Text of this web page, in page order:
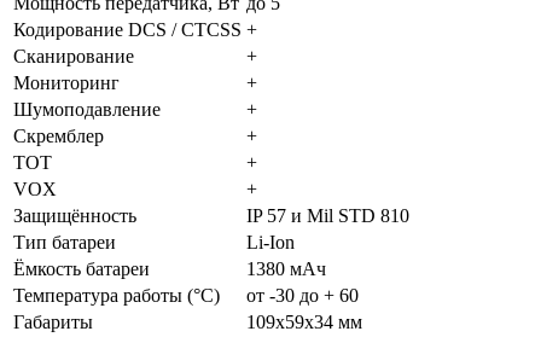
Кодирование DCS / CTCSS +
Сканирование
+
Мониторинг
+
Шумоподавление
+
Скремблер
+
TOT
+
VOX
+
Защищённость
IP 57 и Mil STD 810
Тип батареи
Li-Ion
Ёмкость батареи
1380 мАч
Температура работы (°С)
от -30 до + 60
Габариты
109x59x34 мм